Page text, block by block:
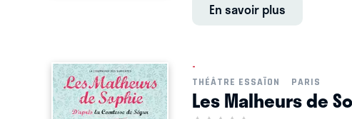
En savoir plus
-
THÉÂTRE ESSAÏON
PARIS
Les Malheurs de